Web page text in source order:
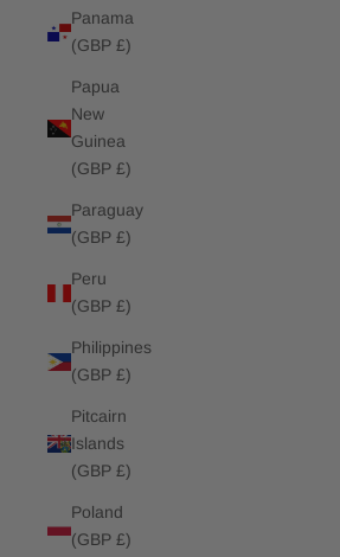
Panama
(GBP £)
Papua
New
Guinea
(GBP £)
Paraguay
(GBP £)
Peru
(GBP £)
Philippines
(GBP £)
Pitcairn
Islands
(GBP £)
Poland
(GBP £)